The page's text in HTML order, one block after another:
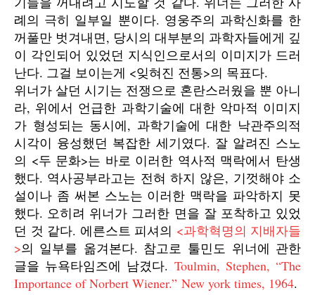
례의 극히 일부일 뿐이다. 영웅주의 과학신화를 한
꺼풀만 벗겨내면, 당시의 대부분의 과학자들에게 깊
이 각인되어 있었던 지식인으로서의 이미지가 드러
난다. 그걸 보이는게 <잊혀진 전통>의 목표다.
위너가 살던 시기는 전쟁으로 혼란스러웠을 뿐 아니
라, 위에서 언급한 과학기술에 대한 악마적 이미지
가 형성되는 동시에, 과학기술에 대한 낙관주의적
시각이 융성했던 복잡한 세기였다. 잘 알려진 스노
의 <두 문화>는 바로 이러한 역사적 맥락에서 탄생
했다. 역사공부라고는 전혀 하지 않은, 기껏해야 소
설이나 좀 써본 스노는 이러한 맥락을 파악하지 못
했다. 오히려 위너가 그러한 면을 잘 포착하고 있었
던 것 같다. 에른스트 피셔의 <과학혁명의 지배자들
>의 일부를 옮겨본다. 참고로 툴민도 위너에 관한
글을 뉴욕타임즈에 남겼다. Toulmin, Stephen, “The
Importance of Norbert Wiener.” New york times, 1964.